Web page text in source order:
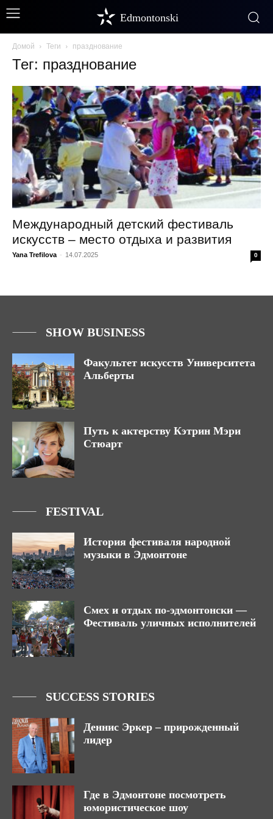
Edmontonski
Домой Теги празднование
Тег: празднование
Международный детский фестиваль
искусств – место отдыха и развития
Yana Trefilova - 14.07.2025 0
SHOW BUSINESS
Факультет искусств Университета
Альберты
Путь к актерству Кэтрин Мэри
Стюарт
FESTIVAL
История фестиваля народной
музыки в Эдмонтоне
Смех и отдых по-эдмонтонски —
Фестиваль уличных исполнителей
SUCCESS STORIES
Деннис Эркер – прирожденный
лидер
Где в Эдмонтоне посмотреть
юмористическое шоу